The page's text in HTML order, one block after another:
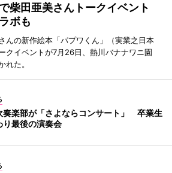
柴田亜美さんトークイベント
ボも
んの新作絵本「パプワくん」（実業之日本
クイベントが7月26日、熱川バナナワニ園
れた。
奏楽部が「さよならコンサート」 卒業生
り最後の演奏会